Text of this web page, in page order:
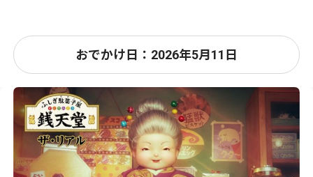
おでかけ日：2026年5月11日